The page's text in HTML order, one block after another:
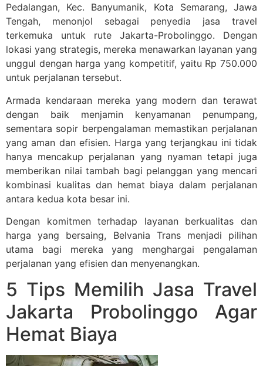
Pedalangan, Kec. Banyumanik, Kota Semarang, Jawa
Tengah, menonjol sebagai penyedia jasa travel
terkemuka untuk rute Jakarta-Probolinggo. Dengan
lokasi yang strategis, mereka menawarkan layanan yang
unggul dengan harga yang kompetitif, yaitu Rp 750.000
untuk perjalanan tersebut.
Armada kendaraan mereka yang modern dan terawat
dengan baik menjamin kenyamanan penumpang,
sementara sopir berpengalaman memastikan perjalanan
yang aman dan efisien. Harga yang terjangkau ini tidak
hanya mencakup perjalanan yang nyaman tetapi juga
memberikan nilai tambah bagi pelanggan yang mencari
kombinasi kualitas dan hemat biaya dalam perjalanan
antara kedua kota besar ini.
Dengan komitmen terhadap layanan berkualitas dan
harga yang bersaing, Belvania Trans menjadi pilihan
utama bagi mereka yang menghargai pengalaman
perjalanan yang efisien dan menyenangkan.
5 Tips Memilih Jasa Travel
Jakarta Probolinggo Agar
Hemat Biaya